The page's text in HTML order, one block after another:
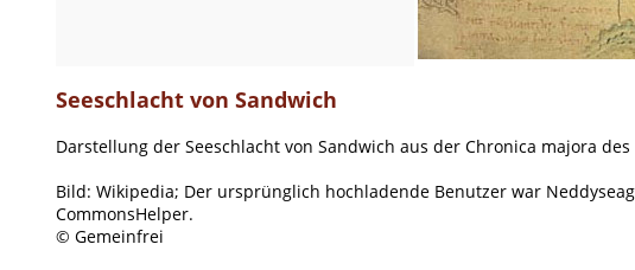
Seeschlacht von Sandwich
Darstellung der Seeschlacht von Sandwich aus der Chronica majora
Bild: Wikipedia; Der ursprünglich hochladende Benutzer war
CommonsHelper.
© Gemeinfrei